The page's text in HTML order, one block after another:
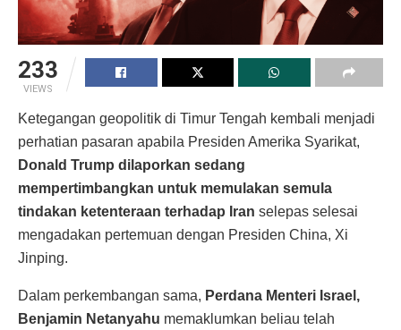
233
VIEWS
Ketegangan geopolitik di Timur Tengah kembali menjadi
perhatian pasaran apabila Presiden Amerika Syarikat,
Donald Trump dilaporkan sedang
mempertimbangkan untuk memulakan semula
tindakan ketenteraan terhadap Iran selepas selesai
mengadakan pertemuan dengan Presiden China, Xi
Jinping.
Dalam perkembangan sama, Perdana Menteri Israel,
Benjamin Netanyahu memaklumkan beliau telah